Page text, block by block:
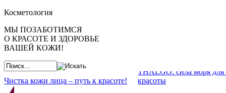
Косметология
МЫ ПОЗАБОТИМСЯ
О КРАСОТЕ И ЗДОРОВЬЕ
ВАШЕЙ КОЖИ!
Чистка кожи лица – путь к красоте!
THALGO: сила моря
красоты